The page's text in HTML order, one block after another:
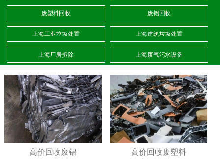
废塑料回收 废铝回收
上海工业垃圾处置 上海建筑垃圾处置
上海厂房拆除 上海废气污水设备
高价回收废铝 高价回收废塑料